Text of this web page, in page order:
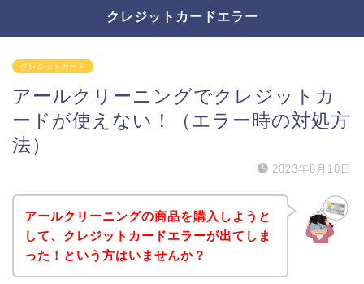
クレジットカードエラー
クレジットカード
アールクリーニングでクレジットカ
ードが使えない！（エラー時の対処方
法）
2023年8月10日
アールクリーニングの商品を購入しようと
して、クレジットカードエラーが出てしま
った！という方はいませんか？